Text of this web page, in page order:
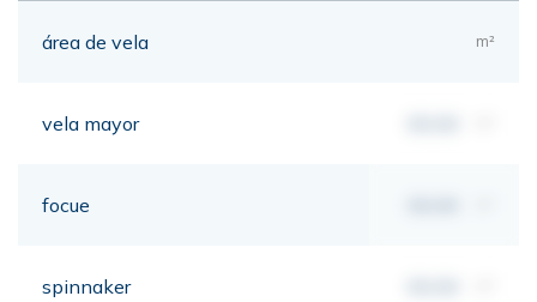
área de vela m²
vela mayor
focue
spinnaker